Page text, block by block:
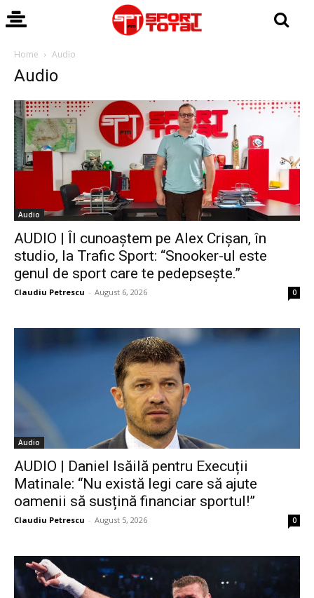
Home Audio
Audio
Audio
AUDIO | Îl cunoaștem pe Alex Crișan, în
studio, la Trafic Sport: “Snooker-ul este
genul de sport care te pedepsește.”
Claudiu Petrescu - August 6, 2026 0
Audio
AUDIO | Daniel Isăilă pentru Execuții
Matinale: “Nu există legi care să ajute
oamenii să susțină financiar sportul!”
Claudiu Petrescu - August 5, 2026 0